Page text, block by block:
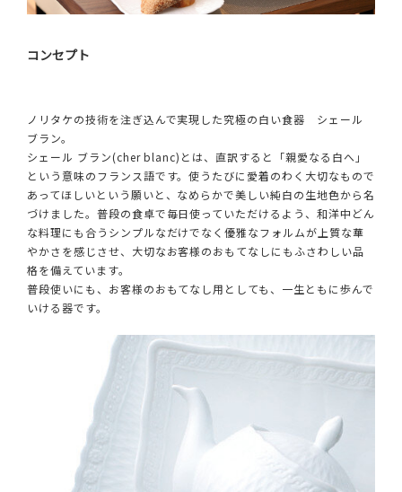
コンセプト
ノリタケの技術を注ぎ込んで実現した究極の白い食器 シェール
ブラン。
シェール ブラン(cher blanc)とは、直訳すると「親愛なる白へ」
という意味のフランス語です。使うたびに愛着のわく大切なもので
あってほしいという願いと、なめらかで美しい純白の生地色から名
づけました。普段の食卓で毎日使っていただけるよう、和洋中どん
な料理にも合うシンプルなだけでなく優雅なフォルムが上質な華
やかさを感じさせ、大切なお客様のおもてなしにもふさわしい品
格を備えています。
普段使いにも、お客様のおもてなし用としても、一生ともに歩んで
いける器です。